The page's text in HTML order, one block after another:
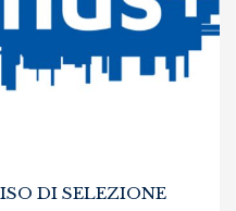
DI SELEZIONE